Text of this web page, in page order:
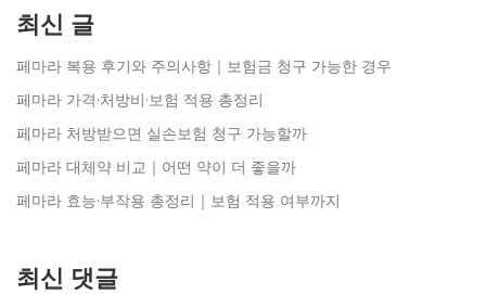
최신 글
페마라 복용 후기와 주의사항｜보험금 청구 가능한 경우
페마라 가격·처방비·보험 적용 총정리
페마라 처방받으면 실손보험 청구 가능할까
페마라 대체약 비교｜어떤 약이 더 좋을까
페마라 효능·부작용 총정리｜보험 적용 여부까지
최신 댓글